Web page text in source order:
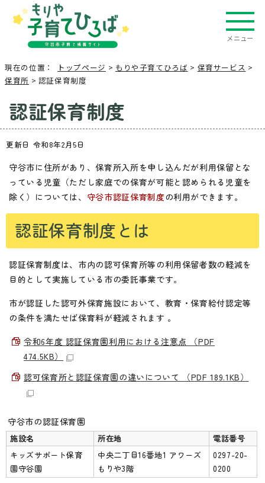
メニュー
現在の位置： トップページ > もりや子育てひろば > 保育サービス >
保育所 > 認証保育制度
認証保育制度
更新日 令和8年2月5日
守谷市に住所があり、保育所入所を申し込んだが利用保留とな
っている児童（ただし家庭での保育が可能と認められる児童を
除く）については、 守谷市認証保育制度の利用ができます。
認証保育制度とは
認証保育制度は、市内の認可保育所等の利用保留者数の軽減を
目的として実施している市の委託事業です。
市が認証した認可外保育施設において、教育・保育給付認定等
の条件を満たせば保育料が軽減されます 。
令和6年度 認証保育園利用における注意点 （PDF
474.5KB）
認可保育所と認証保育園の違いについて （PDF 189.1KB）
守谷市の認証保育園
施設名 所在地
電話番号
キッズサポート保育
園守谷園
中央二丁目16番地1 アワーズ
もりや3階
0297-20-
0200